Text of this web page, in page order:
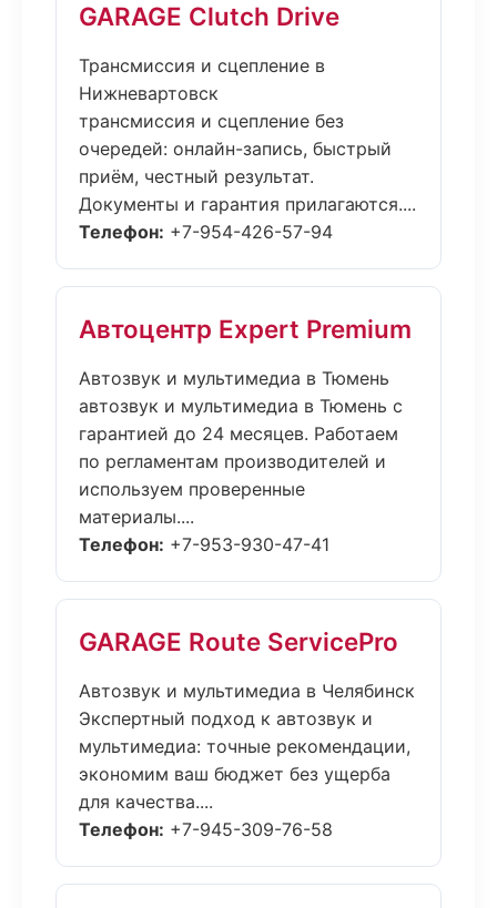
GARAGE Clutch Drive
Трансмиссия и сцепление в
Нижневартовск
трансмиссия и сцепление без
очередей: онлайн-запись, быстрый
приём, честный результат.
Документы и гарантия прилагаются....
Телефон: +7-954-426-57-94
Автоцентр Expert Premium
Автозвук и мультимедиа в Тюмень
автозвук и мультимедиа в Тюмень с
гарантией до 24 месяцев. Работаем
по регламентам производителей и
используем проверенные
материалы....
Телефон: +7-953-930-47-41
GARAGE Route ServicePro
Автозвук и мультимедиа в Челябинск
Экспертный подход к автозвук и
мультимедиа: точные рекомендации,
экономим ваш бюджет без ущерба
для качества....
Телефон: +7-945-309-76-58